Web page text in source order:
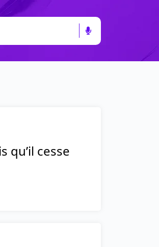
qu’il cesse